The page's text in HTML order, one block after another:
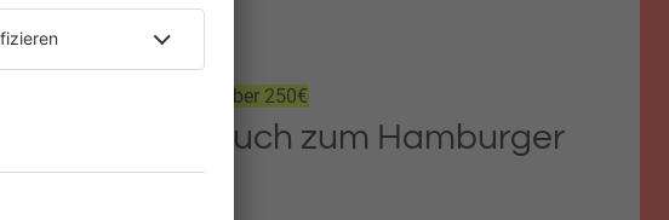
DOM-Pakete im Wert von über 250€
Wir schicken euch zum Hamburger
Sommerdom!